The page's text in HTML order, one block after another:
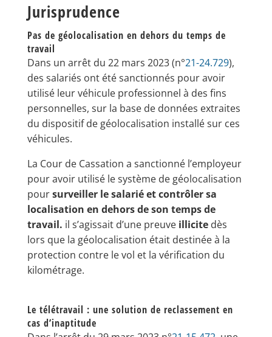
Jurisprudence
Pas de géolocalisation en dehors du temps de
travail
Dans un arrêt du 22 mars 2023 (n°21-24.729),
des salariés ont été sanctionnés pour avoir
utilisé leur véhicule professionnel à des fins
personnelles, sur la base de données extraites
du dispositif de géolocalisation installé sur ces
véhicules.
La Cour de Cassation a sanctionné l’employeur
pour avoir utilisé le système de géolocalisation
poursurveiller le salarié et contrôler sa
localisation en dehors de son temps de
travail. il s’agissait d’une preuve illicite dès
lors que la géolocalisation était destinée à la
protection contre le vol et la vérification du
kilométrage.
Le télétravail : une solution de reclassement en
cas d’inaptitude